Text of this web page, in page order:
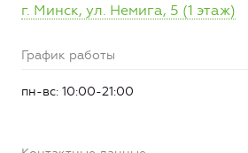
г. Минск, ул. Немига, 5 (1 этаж)
График работы
пн-вс: 10:00-21:00